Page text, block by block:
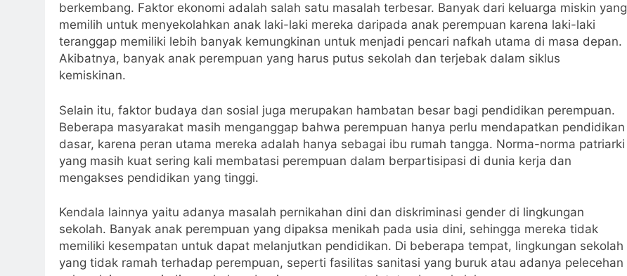
berkembang. Faktor ekonomi adalah salah satu masalah terbesar. Banyak dari keluarga miskin yang
memilih untuk menyekolahkan anak laki-laki mereka daripada anak perempuan karena laki-laki
teranggap memiliki lebih banyak kemungkinan untuk menjadi pencari nafkah utama di masa depan.
Akibatnya, banyak anak perempuan yang harus putus sekolah dan terjebak dalam siklus
kemiskinan.
Selain itu, faktor budaya dan sosial juga merupakan hambatan besar bagi pendidikan perempuan.
Beberapa masyarakat masih menganggap bahwa perempuan hanya perlu mendapatkan pendidikan
dasar, karena peran utama mereka adalah hanya sebagai ibu rumah tangga. Norma-norma patriarki
yang masih kuat sering kali membatasi perempuan dalam berpartisipasi di dunia kerja dan
mengakses pendidikan yang tinggi.
Kendala lainnya yaitu adanya masalah pernikahan dini dan diskriminasi gender di lingkungan
sekolah. Banyak anak perempuan yang dipaksa menikah pada usia dini, sehingga mereka tidak
memiliki kesempatan untuk dapat melanjutkan pendidikan. Di beberapa tempat, lingkungan sekolah
yang tidak ramah terhadap perempuan, seperti fasilitas sanitasi yang buruk atau adanya pelecehan